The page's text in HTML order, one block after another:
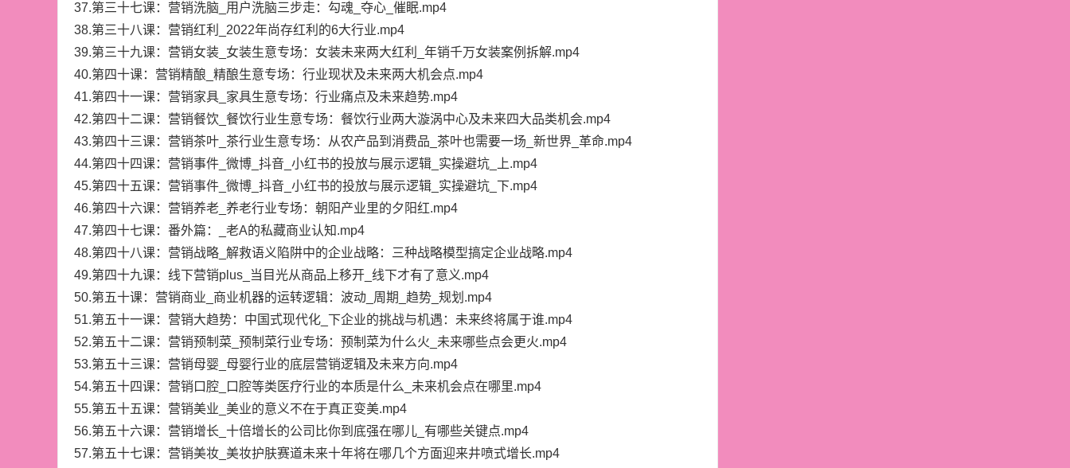
37.第三十七课：营销洗脑_用户洗脑三步走：勾魂_夺心_催眠.mp4
38.第三十八课：营销红利_2022年尚存红利的6大行业.mp4
39.第三十九课：营销女装_女装生意专场：女装未来两大红利_年销千万女装案例拆解.mp4
40.第四十课：营销精酿_精酿生意专场：行业现状及未来两大机会点.mp4
41.第四十一课：营销家具_家具生意专场：行业痛点及未来趋势.mp4
42.第四十二课：营销餐饮_餐饮行业生意专场：餐饮行业两大漩涡中心及未来四大品类机会.mp4
43.第四十三课：营销茶叶_茶行业生意专场：从农产品到消费品_茶叶也需要一场_新世界_革命.mp4
44.第四十四课：营销事件_微博_抖音_小红书的投放与展示逻辑_实操避坑_上.mp4
45.第四十五课：营销事件_微博_抖音_小红书的投放与展示逻辑_实操避坑_下.mp4
46.第四十六课：营销养老_养老行业专场：朝阳产业里的夕阳红.mp4
47.第四十七课：番外篇：_老A的私藏商业认知.mp4
48.第四十八课：营销战略_解救语义陷阱中的企业战略：三种战略模型搞定企业战略.mp4
49.第四十九课：线下营销plus_当目光从商品上移开_线下才有了意义.mp4
50.第五十课：营销商业_商业机器的运转逻辑：波动_周期_趋势_规划.mp4
51.第五十一课：营销大趋势：中国式现代化_下企业的挑战与机遇：未来终将属于谁.mp4
52.第五十二课：营销预制菜_预制菜行业专场：预制菜为什么火_未来哪些点会更火.mp4
53.第五十三课：营销母婴_母婴行业的底层营销逻辑及未来方向.mp4
54.第五十四课：营销口腔_口腔等类医疗行业的本质是什么_未来机会点在哪里.mp4
55.第五十五课：营销美业_美业的意义不在于真正变美.mp4
56.第五十六课：营销增长_十倍增长的公司比你到底强在哪儿_有哪些关键点.mp4
57.第五十七课：营销美妆_美妆护肤赛道未来十年将在哪几个方面迎来井喷式增长.mp4